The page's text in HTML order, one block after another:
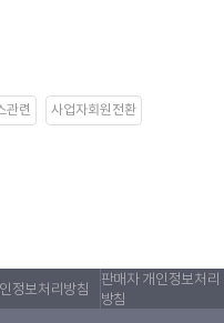
관련 사업자회원전환
정보처리방침
판매자 개인정보처리
방침